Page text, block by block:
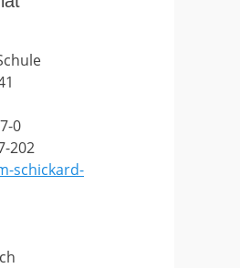
0
202
schickard-